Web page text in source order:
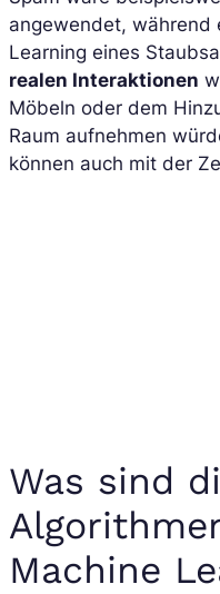
angewendet, während
Learning eines
realen Interaktionen
Möbeln oder dem
Raum aufnehmen
können auch mit der
Was sind
Machine